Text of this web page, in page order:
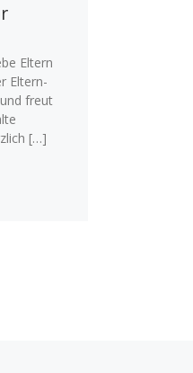
Eltern
Eltern-
freut
[…]